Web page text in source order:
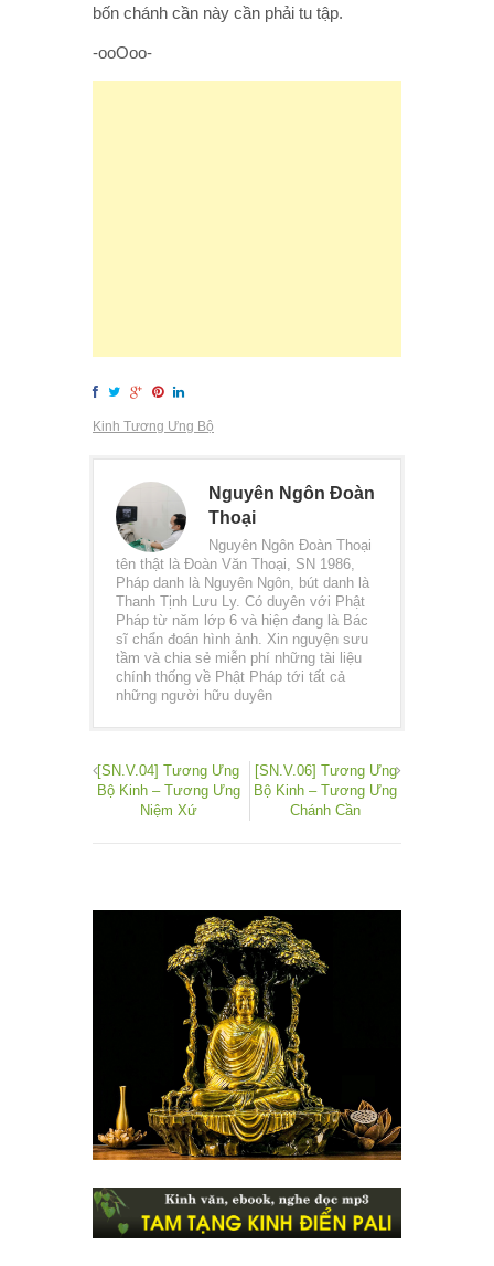
bốn chánh cần này cần phải tu tập.
-ooOoo-
Kinh Tương Ưng Bộ
Nguyên Ngôn Đoàn
Thoại
Nguyên Ngôn Đoàn Thoại
tên thật là Đoàn Văn Thoại, SN 1986,
Pháp danh là Nguyên Ngôn, bút danh là
Thanh Tịnh Lưu Ly. Có duyên với Phật
Pháp từ năm lớp 6 và hiện đang là Bác
sĩ chẩn đoán hình ảnh. Xin nguyện sưu
tầm và chia sẻ miễn phí những tài liệu
chính thống về Phật Pháp tới tất cả
những người hữu duyên
[SN.V.04] Tương Ưng
Bộ Kinh – Tương Ưng
Niệm Xứ
[SN.V.06] Tương Ưng
Bộ Kinh – Tương Ưng
Chánh Cần